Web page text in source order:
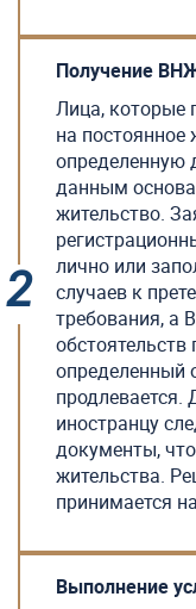
Получение
Лица, которые
на постоянное
определенную
данным
жительство.
лично или
случаев к
требования, а
обстоятельств
определенный
продлевается.
иностранцу
документы,
жительства.
принимается
Выполнение